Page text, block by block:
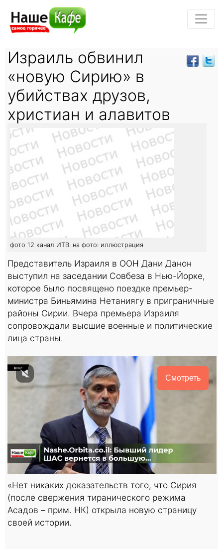
Израиль обвинил
«новую Сирию» в
убийствах друзов,
христиан и алавитов
фото 12 канал ИТВ. на фото: иллюстрация
Представитель Израиля в ООН Дани Данон
выступил на заседании Совбеза в Нью-Йорке,
которое было посвящено поездке премьер-
министра Биньямина Нетаниягу в приграничные
районы Сирии. Вчера премьера Израиля
сопровождали высшие военные и политические
лица страны.
Смотреть
«Нет никаких доказательств того, что Сирия
(после свержения тиранического режима
Асадов – прим. НК) открыла новую страницу
своей истории.